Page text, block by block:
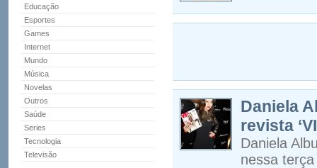
Educação
Esportes
Games
Internet
Mundo
Música
Novelas
Outros
Saúde
Series
Tecnologia
Televisão
Daniela
revista
Daniela
nessa